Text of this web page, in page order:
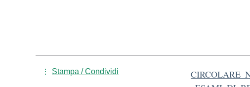
Stampa / Condividi